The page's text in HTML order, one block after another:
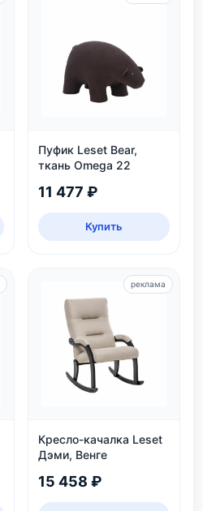
Пуфик Leset Bear,
ткань Omega 22
11 477 ₽
Купить
Кресло-качалка Leset
Дэми, Венге
15 458 ₽
реклама